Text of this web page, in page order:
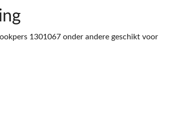
1301067 onder andere geschikt voor